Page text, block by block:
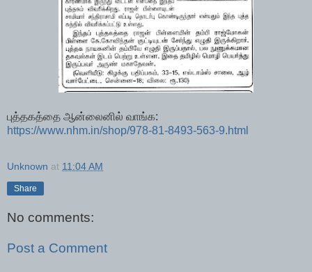
புத்தகத்தை ஆன்லைனில் வாங்க:
https://www.nhm.in/shop/978-81-8493-563-9.html
Unknown at 11:04 AM
Share
No comments:
Post a Comment